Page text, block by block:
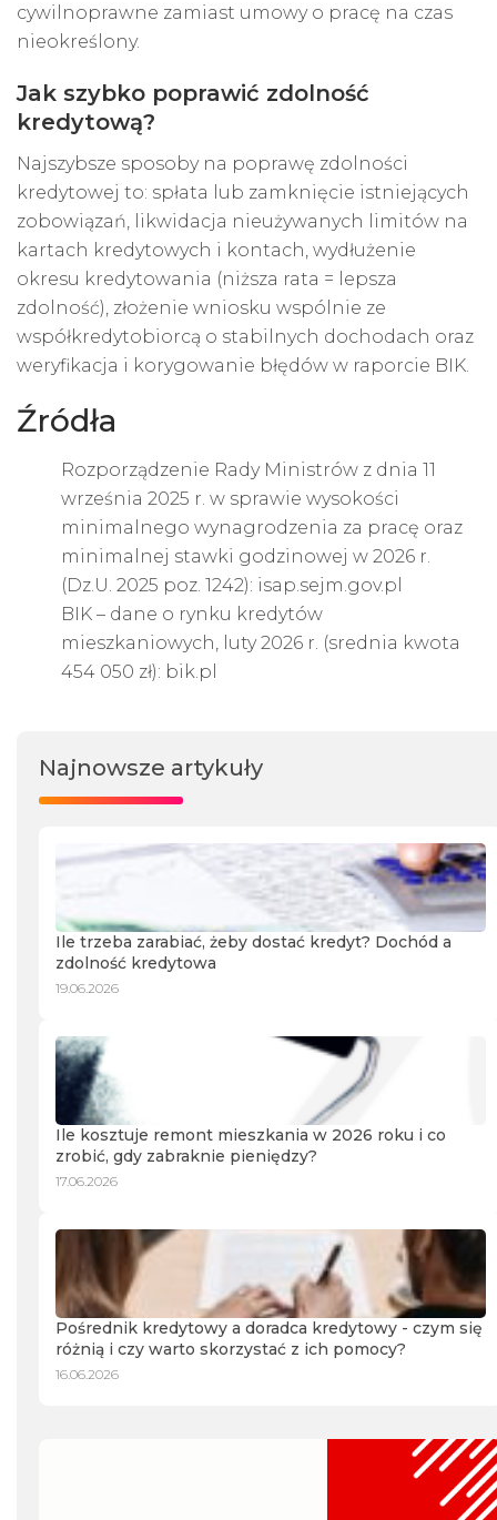
cywilnoprawne zamiast umowy o pracę na czas
nieokreślony.
Jak szybko poprawić zdolność
kredytową?
Najszybsze sposoby na poprawę zdolności
kredytowej to: spłata lub zamknięcie istniejących
zobowiązań, likwidacja nieużywanych limitów na
kartach kredytowych i kontach, wydłużenie
okresu kredytowania (niższa rata = lepsza
zdolność), złożenie wniosku wspólnie ze
współkredytobiorcą o stabilnych dochodach oraz
weryfikacja i korygowanie błędów w raporcie BIK.
Źródła
Rozporządzenie Rady Ministrów z dnia 11
września 2025 r. w sprawie wysokości
minimalnego wynagrodzenia za pracę oraz
minimalnej stawki godzinowej w 2026 r.
(Dz.U. 2025 poz. 1242): isap.sejm.gov.pl
BIK – dane o rynku kredytów
mieszkaniowych, luty 2026 r. (srednia kwota
454 050 zł): bik.pl
Najnowsze artykuły
Ile trzeba zarabiać, żeby dostać kredyt? Dochód a
zdolność kredytowa
19.06.2026
Ile kosztuje remont mieszkania w 2026 roku i co
zrobić, gdy zabraknie pieniędzy?
17.06.2026
Pośrednik kredytowy a doradca kredytowy - czym się
różnią i czy warto skorzystać z ich pomocy?
16.06.2026